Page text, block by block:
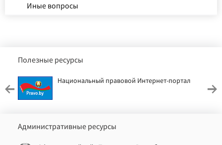
Иные вопросы
Полезные ресурсы
Национальный правовой Интернет-портал
Административные ресурсы